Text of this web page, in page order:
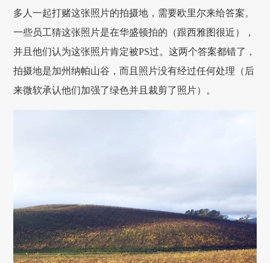
多人一起打赌这张照片的拍摄地，需要欧里尔来给答案。
一些员工猜这张照片是在华盛顿拍的（跟西雅图很近），
并且他们认为这张照片肯定被PS过。这两个答案都错了，
拍摄地是加州纳帕山谷，而且照片没有经过任何处理（后
来微软承认他们加强了绿色并且裁剪了照片）。